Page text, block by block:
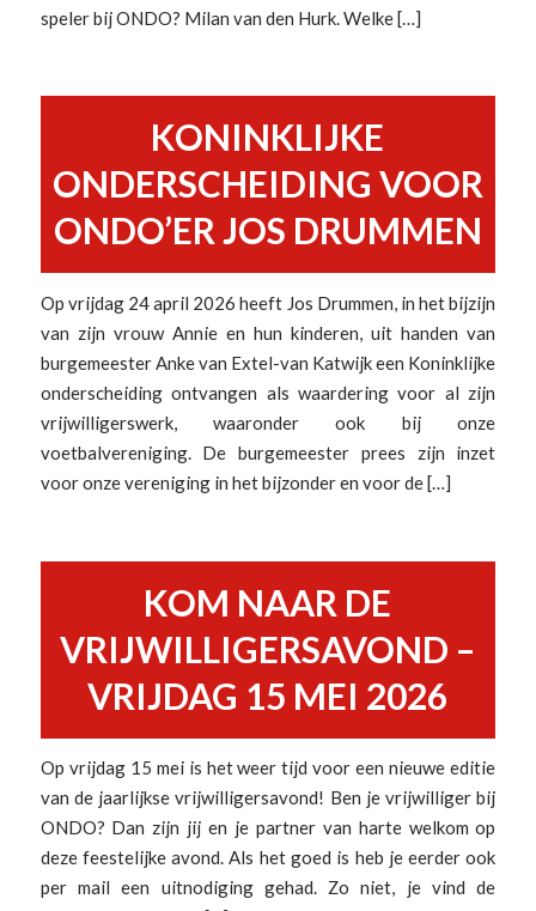
speler bij ONDO? Milan van den Hurk. Welke […]
KONINKLIJKE
ONDERSCHEIDING VOOR
ONDO’ER JOS DRUMMEN
Op vrijdag 24 april 2026 heeft Jos Drummen, in het bijzijn
van zijn vrouw Annie en hun kinderen, uit handen van
burgemeester Anke van Extel-van Katwijk een Koninklijke
onderscheiding ontvangen als waardering voor al zijn
vrijwilligerswerk, waaronder ook bij onze
voetbalvereniging. De burgemeester prees zijn inzet
voor onze vereniging in het bijzonder en voor de […]
KOM NAAR DE
VRIJWILLIGERSAVOND –
VRIJDAG 15 MEI 2026
Op vrijdag 15 mei is het weer tijd voor een nieuwe editie
van de jaarlijkse vrijwilligersavond! Ben je vrijwilliger bij
ONDO? Dan zijn jij en je partner van harte welkom op
deze feestelijke avond. Als het goed is heb je eerder ook
per mail een uitnodiging gehad. Zo niet, je vind de